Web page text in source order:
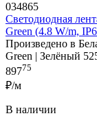
034865
Светодиодная
Green (4.8 W/m,
Произведено в
Green | Зелёный
89775
₽/м
В наличии